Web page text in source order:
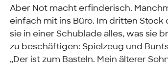
Aber Not macht erfinderisch.
einfach mit ins Büro. Im dritten
sie in einer Schublade alles, was sie
zu beschäftigen: Spielzeug und
„Der ist zum Basteln. Mein älterer